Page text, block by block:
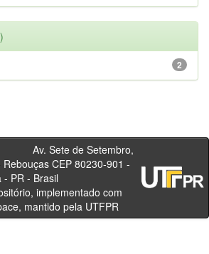
2
de Setembro,
Rebouças CEP 80230-901 -
- PR - Brasil
implementado com
mantido pela UTFPR